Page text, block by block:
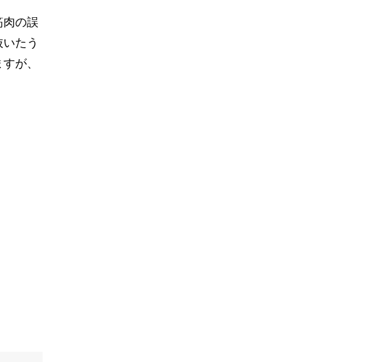
の誤
たう
が、